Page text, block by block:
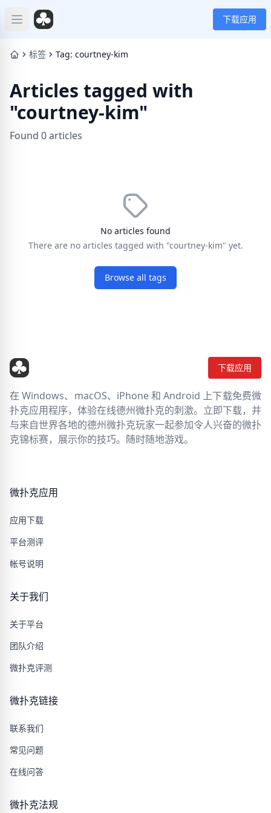
Open main menu 下载应用
标签 Tag: courtney-kim
Articles tagged with
"courtney-kim"
Found 0 articles
No articles found
There are no articles tagged with "courtney-kim" yet.
Browse all tags
下载应用
在 Windows、macOS、iPhone 和 Android 上下载免费微
扑克应用程序，体验在线德州微扑克的刺激。立即下载，并
与来自世界各地的德州微扑克玩家一起参加令人兴奋的微扑
克锦标赛，展示你的技巧。随时随地游戏。
微扑克应用
应用下载
平台测评
帐号说明
关于我们
关于平台
团队介绍
微扑克评测
微扑克链接
联系我们
常见问题
在线问答
微扑克法规